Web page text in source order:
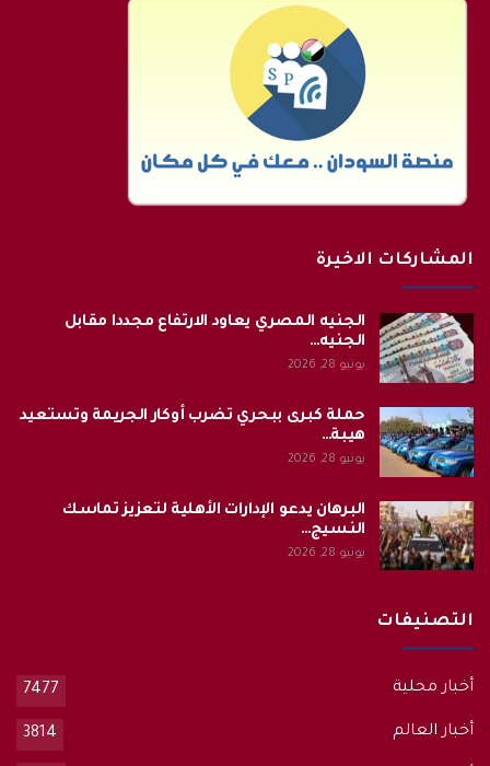
المشاركات الاخيرة
الجنيه المصري يعاود الارتفاع مجددا مقابل
الجنيه…
يونيو 28, 2026
حملة كبرى ببحري تضرب أوكار الجريمة وتستعيد
هيبة…
يونيو 28, 2026
البرهان يدعو الإدارات الأهلية لتعزيز تماسك
النسيج…
يونيو 28, 2026
التصنيفات
أخبار محلية 7477
أخبار العالم 3814